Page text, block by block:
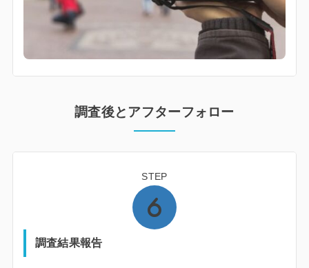
調査後とアフターフォロー
STEP
調査結果報告